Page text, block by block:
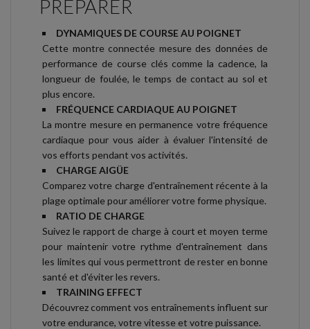
PREPARER
DYNAMIQUES DE COURSE AU POIGNET
Cette montre connectée mesure des données de
performance de course clés comme la cadence, la
longueur de foulée, le temps de contact au sol et
plus encore.
FRÉQUENCE CARDIAQUE AU POIGNET
La montre mesure en permanence votre fréquence
cardiaque pour vous aider à évaluer l'intensité de
vos efforts pendant vos activités.
CHARGE AIGÜE
Comparez votre charge d'entraînement récente à la
plage optimale pour améliorer votre forme physique.
RATIO DE CHARGE
Suivez le rapport de charge à court et moyen terme
pour maintenir votre rythme d'entraînement dans
les limites qui vous permettront de rester en bonne
santé et d'éviter les revers.
TRAINING EFFECT
Découvrez comment vos entraînements influent sur
votre endurance, votre vitesse et votre puissance.